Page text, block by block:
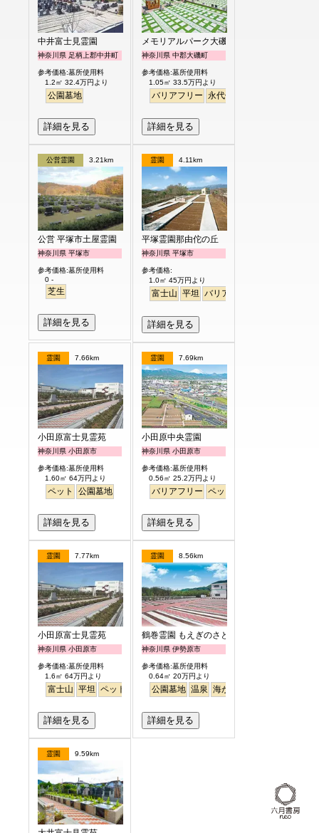
中井富士見霊園
神奈川県 足柄上郡中井町
参考価格:墓所使用料
1.2㎡ 32.4万円より
公園墓地
詳細を見る
メモリアルパーク大磯
神奈川県 中郡大磯町
参考価格:墓所使用料
1.05㎡ 33.5万円より
バリアフリー 永代供養
詳細を見る
公営霊園 3.21km
公営 平塚市土屋霊園
神奈川県 平塚市
参考価格:墓所使用料
0 -
芝生
詳細を見る
霊園 4.11km
平塚霊園那由佗の丘
神奈川県 平塚市
参考価格:
1.0㎡ 45万円より
富士山 平坦 バリアフリー
詳細を見る
霊園 7.66km
小田原富士見霊苑
神奈川県 小田原市
参考価格:墓所使用料
1.60㎡ 64万円より
ペット 公園墓地
詳細を見る
霊園 7.69km
小田原中央霊園
神奈川県 小田原市
参考価格:墓所使用料
0.56㎡ 25.2万円より
バリアフリー ペット
詳細を見る
霊園 7.77km
小田原富士見霊苑
神奈川県 小田原市
参考価格:墓所使用料
1.6㎡ 64万円より
富士山 平坦 ペット 公園墓地
詳細を見る
霊園 8.56km
鶴巻霊園 もえぎのさと
神奈川県 伊勢原市
参考価格:墓所使用料
0.64㎡ 20万円より
公園墓地 温泉 海がみえる
詳細を見る
霊園 9.59km